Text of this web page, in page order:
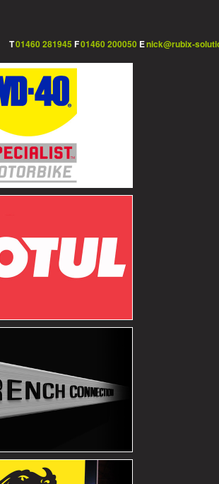
T01460 281945 F01460 200050 Enick@rubix-